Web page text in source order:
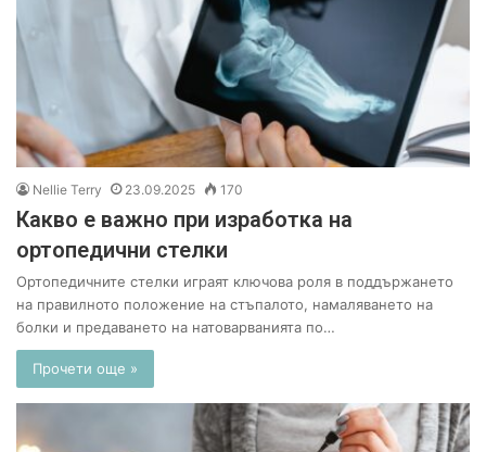
Nellie Terry 23.09.2025 170
Какво е важно при изработка на
ортопедични стелки
Ортопедичните стелки играят ключова роля в поддържането
на правилното положение на стъпалото, намаляването на
болки и предаването на натоварванията по…
Прочети още »